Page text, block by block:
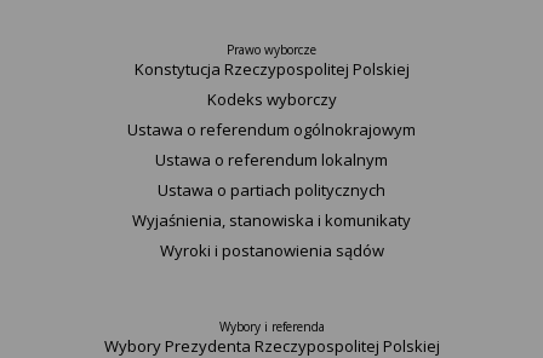
Prawo wyborcze
Konstytucja Rzeczypospolitej Polskiej​
Kodeks wyborczy
Ustawa o referendum ogólnokrajowym
Ustawa o referendum lokalnym
Ustawa o partiach politycznych
Wyjaśnienia, stanowiska i komunikaty
Wyroki i postanowienia sądów
Wybory i referenda
Wybory Prezydenta Rzeczypospolitej Polskiej